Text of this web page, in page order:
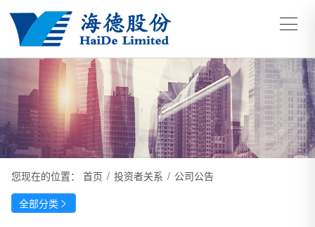
您现在的位置： 首页 / 投资者关系 / 公司公告
全部分类